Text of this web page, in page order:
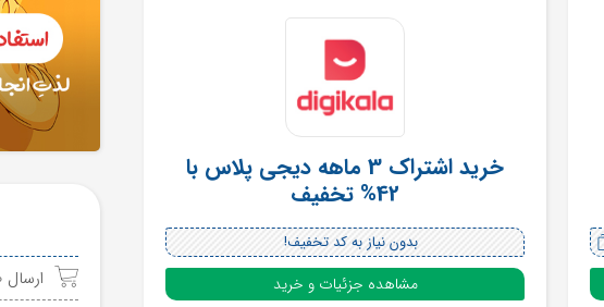
خرید اشتراک 3 ماهه دیجی پلاس با
42% تخفیف
بدون نیاز به کد تخفیف!
مشاهده جزئیات و خرید
ارسال 100 درصد رایگان باسلام از محصولات منتخب